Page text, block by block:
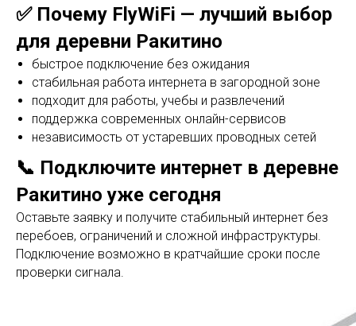
✅ Почему FlyWiFi — лучший выбор
для деревни Ракитино
быстрое подключение без ожидания
стабильная работа интернета в загородной зоне
подходит для работы, учебы и развлечений
поддержка современных онлайн-сервисов
независимость от устаревших проводных сетей
📞 Подключите интернет в деревне
Ракитино уже сегодня
Оставьте заявку и получите стабильный интернет без
перебоев, ограничений и сложной инфраструктуры.
Подключение возможно в кратчайшие сроки после
проверки сигнала.